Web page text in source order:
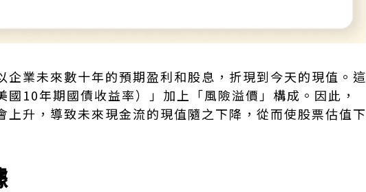
業未來數十年的預期盈利和股息，折現到今天的現值。這
10年期國債收益率）」加上「風險溢價」構成。因此，
升，導致未來現金流的現值隨之下降，從而使股票估值下